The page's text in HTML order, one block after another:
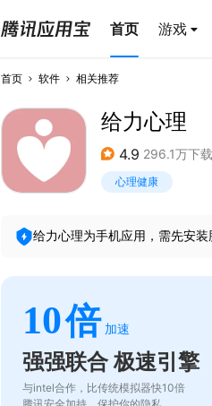
首页 游戏
首页 软件 相关推荐
给力心理
4.9 296.1万下载
心理健康
给力心理为手机应用，需先安
10倍 加速
强强联合 极速引擎
与intel合作，比传统模拟器快10倍